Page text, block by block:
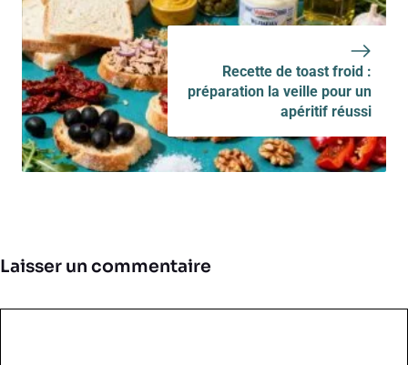
Recette de toast froid :
préparation la veille pour un
apéritif réussi
Laisser un commentaire